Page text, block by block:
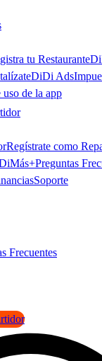
tu Restaurante
DiDi Ads
uso de la app
Regístrate como
Preguntas
Soporte
Frecuentes